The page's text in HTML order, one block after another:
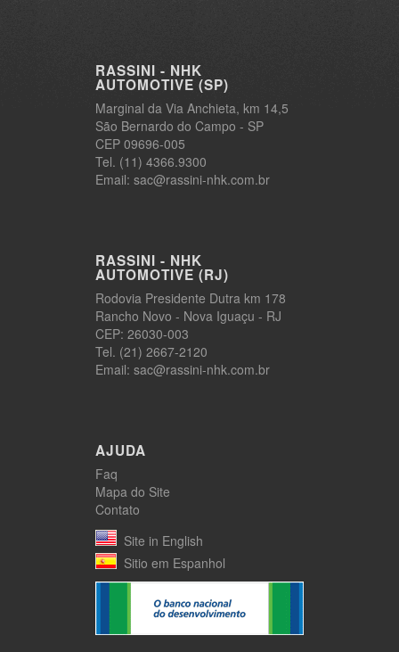
RASSINI - NHK
AUTOMOTIVE (SP)
Marginal da Via Anchieta, km 14,5
São Bernardo do Campo - SP
CEP 09696-005
Tel. (11) 4366.9300
Email: sac@rassini-nhk.com.br
RASSINI - NHK
AUTOMOTIVE (RJ)
Rodovia Presidente Dutra km 178
Rancho Novo - Nova Iguaçu - RJ
CEP: 26030-003
Tel. (21) 2667-2120
Email: sac@rassini-nhk.com.br
AJUDA
Faq
Mapa do Site
Contato
Site in English
Sitio em Espanhol